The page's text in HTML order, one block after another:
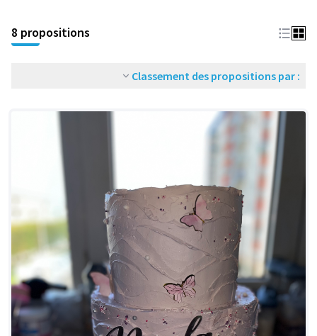
8 propositions
Classement des propositions par :